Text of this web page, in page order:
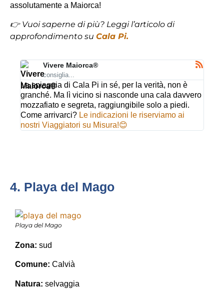
assolutamente a Maiorca!
👉 Vuoi saperne di più? Leggi l’articolo di
approfondimento su Cala Pi.
Vivere Maiorca®
consiglia...
La spiaggia di Cala Pi in sé, per la verità, non è
granché. Ma lì vicino si nasconde una cala davvero
mozzafiato e segreta, raggiungibile solo a piedi.
Come arrivarci? Le indicazioni le riserviamo ai
nostri Viaggiatori su Misura!😊
4. Playa del Mago
Playa del Mago
Zona: sud
Comune: Calvià
Natura: selvaggia